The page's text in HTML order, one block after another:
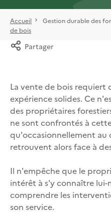
Accueil Gestion durable des
de bois
Partager
La vente de bois requiert
expérience solides. Ce
des propriétaires
ne sont confrontés à
qu'occasionnellement au
retrouvent alors face à
Il n'empêche que le
intérêt à s'y connaître
comprendre les
son service.